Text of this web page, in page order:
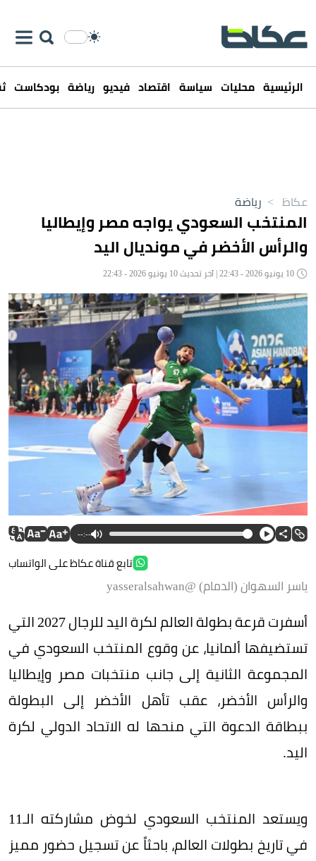
الرئيسية محليات سياسة اقتصاد فيديو رياضة بودكاست
عكاظ > رياضة
المنتخب السعودي يواجه مصر وإيطاليا
والرأس الأخضر في مونديال اليد
--:--
تابع قناة عكاظ على الواتساب
ياسر السهوان (الدمام) @yasseralsahwan
أسفرت قرعة بطولة العالم لكرة اليد للرجال 2027 التي
تستضيفها ألمانيا، عن وقوع المنتخب السعودي في
المجموعة الثانية إلى جانب منتخبات مصر وإيطاليا
والرأس الأخضر، عقب تأهل الأخضر إلى البطولة
ببطاقة الدعوة التي منحها له الاتحاد الدولي لكرة
اليد.
ويستعد المنتخب السعودي لخوض مشاركته الـ11
في تاريخ بطولات العالم، باحثاً عن تسجيل حضور مميز